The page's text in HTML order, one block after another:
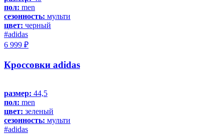
пол: men
сезонность: мульти
цвет: черный
#adidas
6 999 ₽
Кроссовки adidas
размер: 44,5
пол: men
цвет: зеленый
сезонность: мульти
#adidas